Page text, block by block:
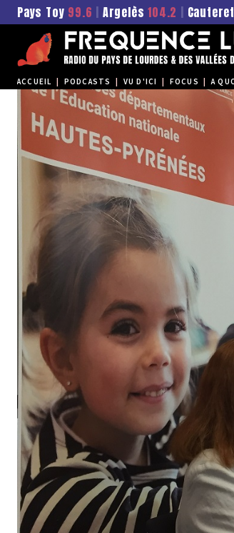
Pays Toy 99.6 | Argelès104.2 |
ACCUEIL | PODCASTS | VU D'ICI | FOCUS | A